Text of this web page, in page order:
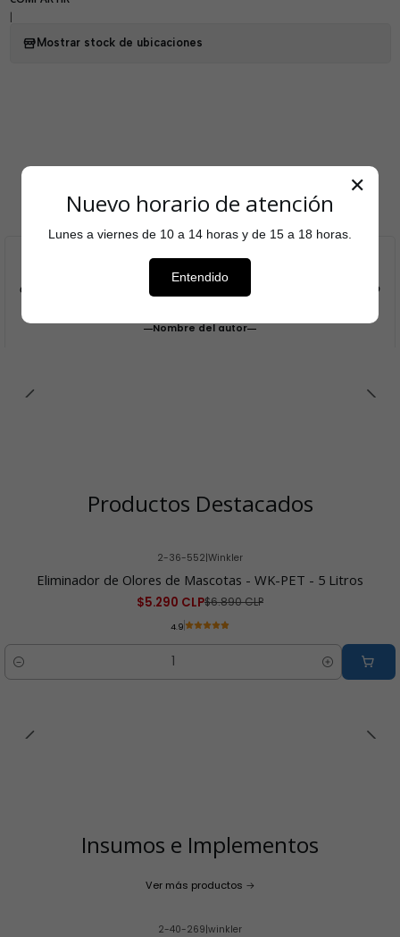
Mostrar stock de ubicaciones
Testimonios
Aquí puedes agregar el testimonio que cada cliente
entregó sobre tu tienda para aumentar el reconocimiento
Nombre del autor
Productos Destacados
2-36-552|Winkler
Eliminador de Olores de Mascotas - WK-PET - 5 Litros
$5.290 CLP$6.890 CLP
4.9
Cantidad
Insumos e Implementos
Ver más productos
2-40-269|winkler
✕
Nuevo horario de atención
Lunes a viernes de 10 a 14 horas y de 15 a 18 horas.
Entendido